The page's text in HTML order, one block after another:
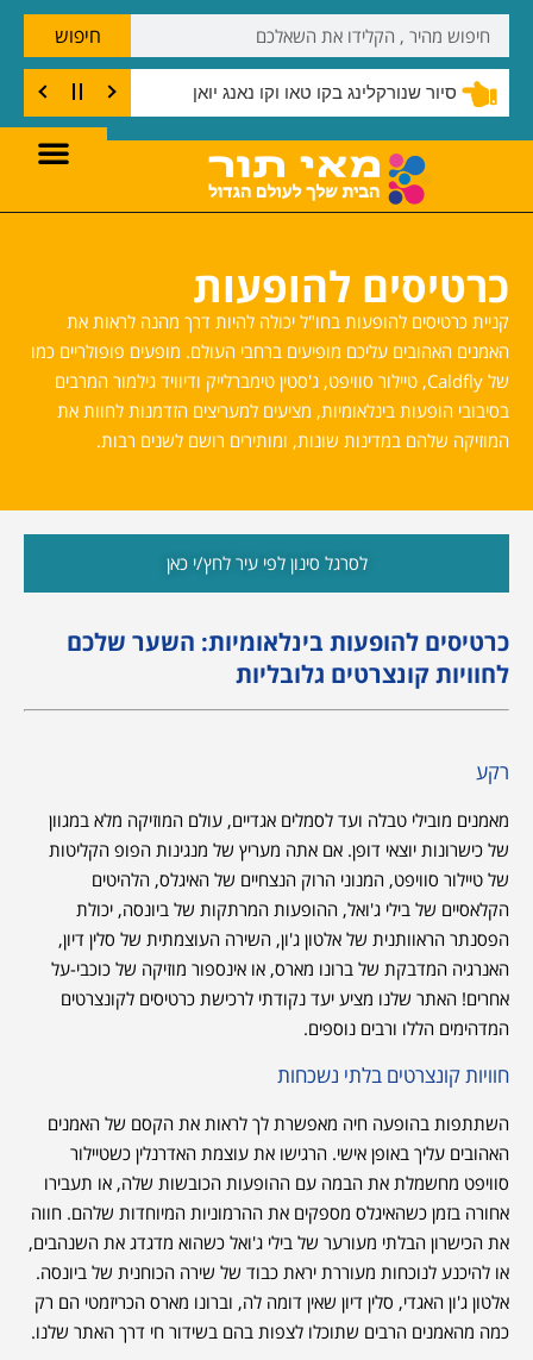
סיור שנורקלינג בקו טאו וקו נאנג יואן קו טאו
חיפוש
כרטיסים להופעות
קניית כרטיסים להופעות בחו"ל יכולה להיות דרך מהנה לראות את
האמנים האהובים עליכם מופיעים ברחבי העולם. מופעים פופולריים כמו
של Caldfly, טיילור סוויפט, ג'סטין טימברלייק ודיוויד גילמור המרבים
בסיבובי הופעות בינלאומיות, מציעים למעריצים הזדמנות לחוות את
המוזיקה שלהם במדינות שונות, ומותירים רושם לשנים רבות.
לסרגל סינון לפי עיר לחץ/י כאן
כרטיסים להופעות בינלאומיות: השער שלכם
לחוויות קונצרטים גלובליות
רקע
מאמנים מובילי טבלה ועד לסמלים אגדיים, עולם המוזיקה מלא במגוון
של כישרונות יוצאי דופן. אם אתה מעריץ של מנגינות הפופ הקליטות
של טיילור סוויפט, המנוני הרוק הנצחיים של האיגלס, הלהיטים
הקלאסיים של בילי ג'ואל, ההופעות המרתקות של ביונסה, יכולת
הפסנתר הראוותנית של אלטון ג'ון, השירה העוצמתית של סלין דיון,
האנרגיה המדבקת של ברונו מארס, או אינספור מוזיקה של כוכבי-על
אחרים! האתר שלנו מציע יעד נקודתי לרכישת כרטיסים לקונצרטים
המדהימים הללו ורבים נוספים.
חוויות קונצרטים בלתי נשכחות
השתתפות בהופעה חיה מאפשרת לך לראות את הקסם של האמנים
האהובים עליך באופן אישי. הרגישו את עוצמת האדרנלין כשטיילור
סוויפט מחשמלת את הבמה עם ההופעות הכובשות שלה, או תעבירו
אחורה בזמן כשהאיגלס מספקים את ההרמוניות המיוחדות שלהם. חווה
את הכישרון הבלתי מעורער של בילי ג'ואל כשהוא מדגדג את השנהבים,
או להיכנע לנוכחות מעוררת יראת כבוד של שירה הכוחנית של ביונסה.
אלטון ג'ון האגדי, סלין דיון שאין דומה לה, וברונו מארס הכריזמטי הם רק
כמה מהאמנים הרבים שתוכלו לצפות בהם בשידור חי דרך האתר שלנו.